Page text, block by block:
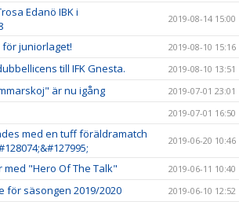
Edanö IBK i
2019-08-14 15:00
juniorlaget! 2019-08-10 15:16
till IFK Gnesta. 2019-08-10 13:51
är nu igång 2019-07-01 23:01
2019-07-01 16:50
med en tuff föräldramatch
2019-06-20 10:46
med "Hero Of The Talk" 2019-06-11 10:40
för säsongen 2019/2020 2019-06-10 12:52